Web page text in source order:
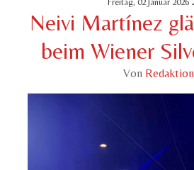
Neivi Martínez
beim Wiener
Von Redaktion